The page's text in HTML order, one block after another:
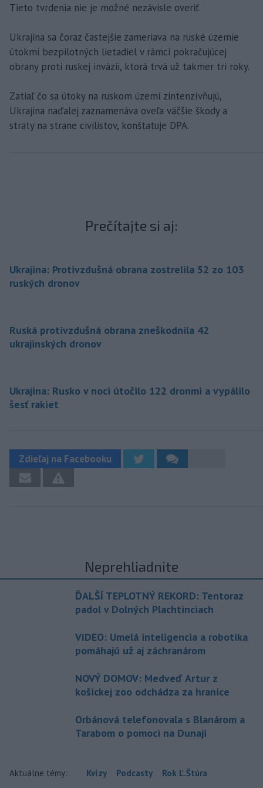
Tieto tvrdenia nie je možné nezávisle overiť.
Ukrajina sa čoraz častejšie zameriava na ruské územie
útokmi bezpilotných lietadiel v rámci pokračujúcej
obrany proti ruskej invázii, ktorá trvá už takmer tri roky.
Zatiaľ čo sa útoky na ruskom území zintenzívňujú,
Ukrajina naďalej zaznamenáva oveľa väčšie škody a
straty na strane civilistov, konštatuje DPA.
Prečítajte si aj:
Ukrajina: Protivzdušná obrana zostrelila 52 zo 103
ruských dronov
Ruská protivzdušná obrana zneškodnila 42
ukrajinských dronov
Ukrajina: Rusko v noci útočilo 122 dronmi a vypálilo
šesť rakiet
Zdieľaj na Facebooku
Neprehliadnite
ĎALŠÍ TEPLOTNÝ REKORD: Tentoraz
padol v Dolných Plachtinciach
VIDEO: Umelá inteligencia a robotika
pomáhajú už aj záchranárom
NOVÝ DOMOV: Medveď Artur z
košickej zoo odchádza za hranice
Orbánová telefonovala s Blanárom a
Tarabom o pomoci na Dunaji
Aktuálne témy: Kvízy Podcasty Rok Ľ.Štúra